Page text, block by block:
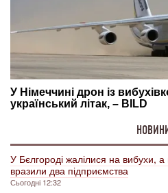
У Бєлгороді жалілися на вибухи,
вразили два підприємства
Сьогодні 12:32